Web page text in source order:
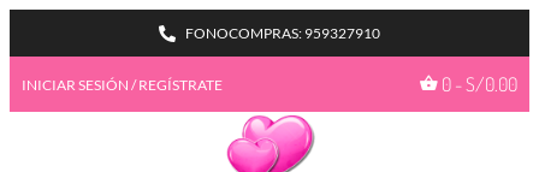
FONOCOMPRAS: 959327910
INICIAR SESIÓN / REGÍSTRATE 0-S/0.00
BIENVENIDA A NUESTRO
PROGAMA GIFTBENEFITS